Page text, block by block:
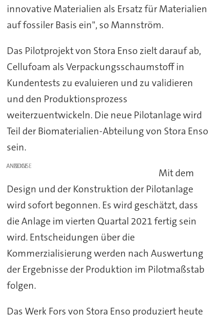
innovative Materialien als Ersatz für Materialien
auf fossiler Basis ein", so Mannström.
Das Pilotprojekt von Stora Enso zielt darauf ab,
Cellufoam als Verpackungsschaumstoff in
Kundentests zu evaluieren und zu validieren
und den Produktionsprozess
weiterzuentwickeln. Die neue Pilotanlage wird
Teil der Biomaterialien-Abteilung von Stora Enso
sein.
ANZEIGE
Mit dem
Design und der Konstruktion der Pilotanlage
wird sofort begonnen. Es wird geschätzt, dass
die Anlage im vierten Quartal 2021 fertig sein
wird. Entscheidungen über die
Kommerzialisierung werden nach Auswertung
der Ergebnisse der Produktion im Pilotmaßstab
folgen.
Das Werk Fors von Stora Enso produziert heute